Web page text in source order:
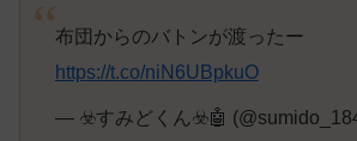
布団からのバトンが渡ったー
https://t.co/niN6UBpkuO
— ☣️すみどくん☣️🤖